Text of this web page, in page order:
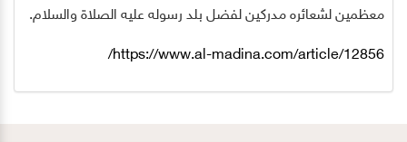
معظمين لشعائره مدركين لفضل بلد رسوله عليه الصلاة والسلام.
https://www.al-madina.com/article/12856/